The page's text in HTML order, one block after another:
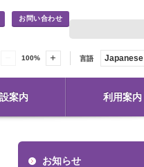
お問い合わせ
100% 言語 Japanese
案内 利用案内
お知らせ